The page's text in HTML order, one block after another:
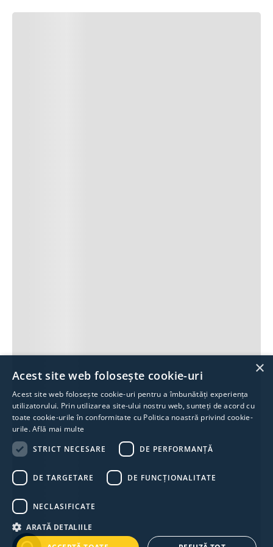
×
Acest site web folosește cookie-uri
Acest site web folosește cookie-uri pentru a îmbunătăți experiența
utilizatorului. Prin utilizarea site-ului nostru web, sunteți de acord cu
toate cookie-urile în conformitate cu Politica noastră privind cookie-
urile.Află mai multe
STRICT NECESARE
DE PERFORMANȚĂ
DE TARGETARE DE FUNCŢIONALITATE
NECLASIFICATE
ARATĂ DETALIILE